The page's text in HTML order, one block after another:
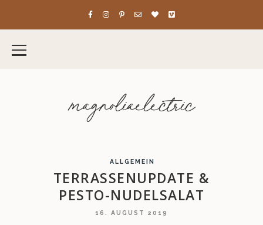
magnoliaelectric
ALLGEMEIN
TERRASSENUPDATE &
PESTO-NUDELSALAT
16. AUGUST 2019